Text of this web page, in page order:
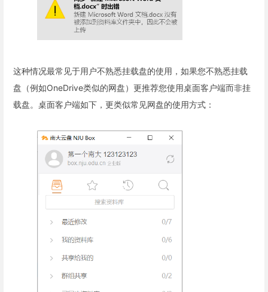
这种情况最常见于用户不熟悉挂载盘的使用，如果您不熟悉挂载
盘（例如OneDrive类似的网盘）更推荐您使用桌面客户端而非挂
载盘。桌面客户端如下，更类似常见网盘的使用方式：